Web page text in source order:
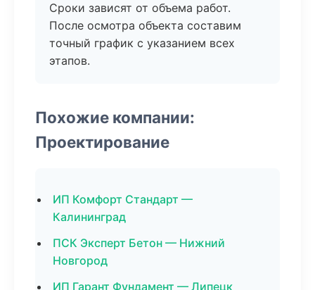
Сроки зависят от объема работ.
После осмотра объекта составим
точный график с указанием всех
этапов.
Похожие компании:
Проектирование
ИП Комфорт Стандарт —
Калининград
ПСК Эксперт Бетон — Нижний
Новгород
ИП Гарант Фундамент — Липецк